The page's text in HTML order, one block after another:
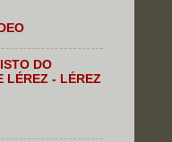
DO
LÉREZ - LÉREZ